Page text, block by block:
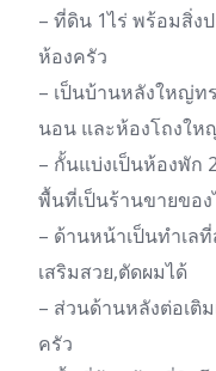
– ที่ดิน 1ไร่ พร้อมสิ่ง
ห้องครัว
– เป็นบ้านหลังใหญ่ท
นอน และห้องโถงให
– กั้นแบ่งเป็นห้องพัก
พื้นที่เป็นร้านขายของ
– ด้านหน้าเป็นทำเล
เสริมสวย,ตัดผมได้
– ส่วนด้านหลังต่อเติ
ครัว